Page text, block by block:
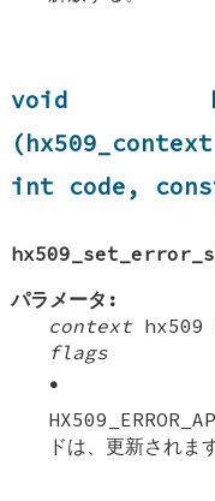
void
int code,
パラメータ:
contexthx509
flags
•
ドは、更新されま